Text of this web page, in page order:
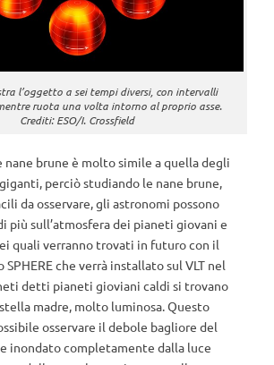
l’oggetto a sei tempi diversi, con intervalli
ruota una volta intorno al proprio asse.
Crediti: ESO/I. Crossfield
nane brune è molto simile a quella degli
perciò studiando le nane brune,
da osservare, gli astronomi possono
più sull’atmosfera dei pianeti giovani e
quali verranno trovati in futuro con il
che verrà installato sul VLT nel
detti pianeti gioviani caldi si trovano
madre, molto luminosa. Questo
osservare il debole bagliore del
inondato completamente dalla luce